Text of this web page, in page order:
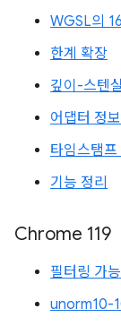
WGSL의
한계 확장
깊이-스텐
어댑터 정
타임스탬
기능 정리
Chrome 119
필터링 가
unorm10-